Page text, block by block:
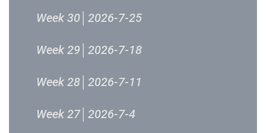
Week 30│2026-7-25
Week 29│2026-7-18
Week 28│2026-7-11
Week 27│2026-7-4